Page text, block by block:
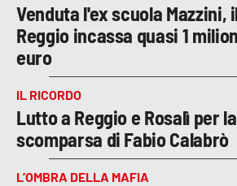
Venduta l'ex scuola Mazzini,
Reggio incassa quasi 1
euro
IL RICORDO
Lutto a Reggio e Rosalì per
scomparsa di Fabio Calabrò
L’OMBRA DELLA MAFIA